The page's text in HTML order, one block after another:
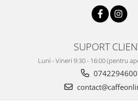
SUPORT
Luni - Vineri 9:30 - 16:00 (pentru
0742294600